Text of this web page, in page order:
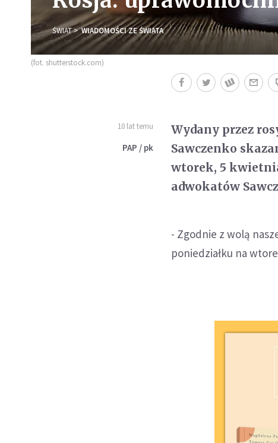
ŚWIAT WIADOMOŚCI ZE ŚWIATA
(fot. shutterstock.com)
10 lat temu
PAP / pk
Wydany przez
Sawczenko
wtorek, 5
adwokatów
- Zgodnie z wolą
poniedziałku na